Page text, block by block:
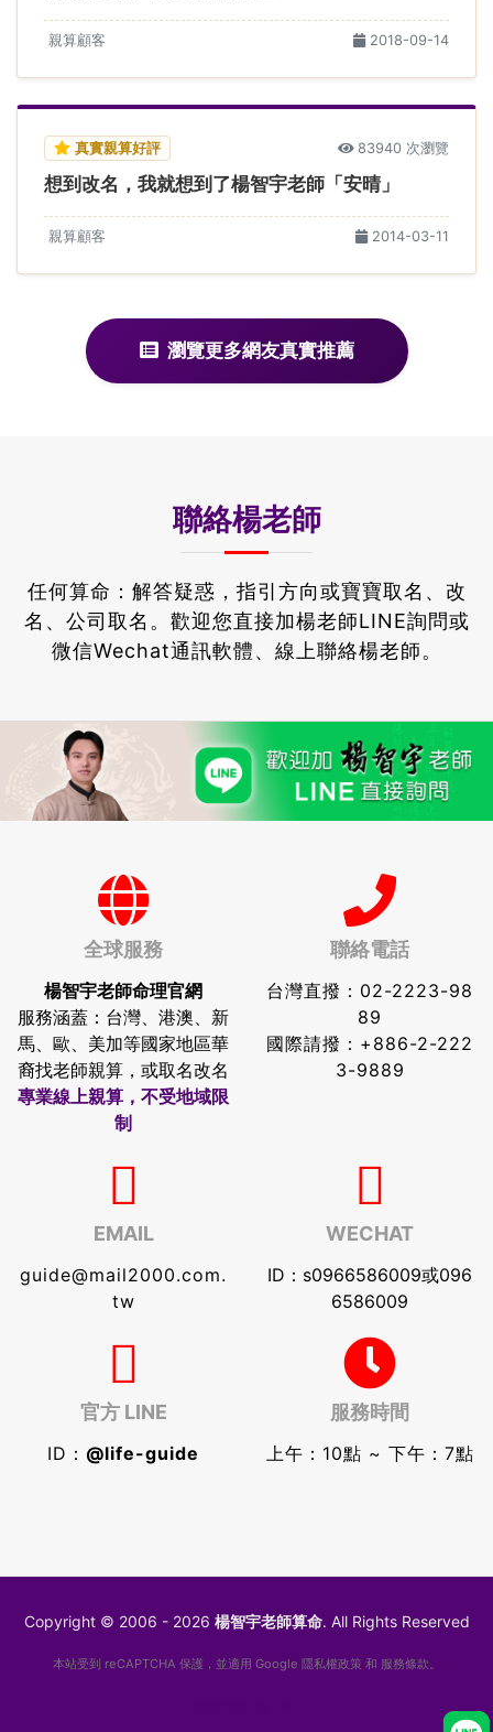
親算顧客 2018-09-14
真實親算好評 83940 次瀏覽
想到改名，我就想到了楊智宇老師「安晴」
親算顧客 2014-03-11
瀏覽更多網友真實推薦
聯絡楊老師
任何算命：解答疑惑，指引方向或寶寶取名、改
名、公司取名。 歡迎您直接加楊老師LINE詢問或
微信Wechat通訊軟體、線上聯絡楊老師。
全球服務
楊智宇老師命理官網
服務涵蓋：台灣、港澳、新
馬、歐、美加等國家地區華
裔找老師親算，或取名改名
專業線上親算，不受地域限
制
聯絡電話
台灣直撥： 02-2223-98
89
國際請撥： +886-2-222
3-9889
EMAIL
guide@mail2000.com.
tw
WECHAT
ID：s0966586009或096
6586009
官方 LINE
ID： @life-guide
服務時間
上午：10點 ~ 下午：7點
Copyright © 2006 - 2026 楊智宇老師算命. All Rights Reserved
本站受到 reCAPTCHA 保護，並適用 Google 隱私權政策和 服務條款。